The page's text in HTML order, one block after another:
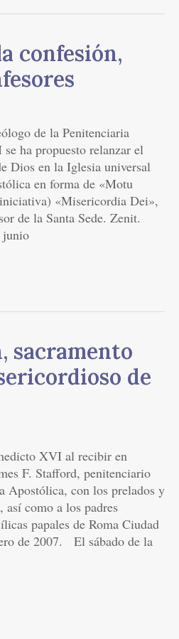
confesión,
de la Penitenciaria
ha propuesto relanzar el
Dios en la Iglesia universal
en forma de «Motu
«Misericordia Dei»,
de la Santa Sede. Zenit.
junio
sacramento
de
XVI al recibir en
F. Stafford, penitenciario
Apostólica, con los prelados y
como a los padres
papales de Roma Ciudad
de 2007. El sábado de la